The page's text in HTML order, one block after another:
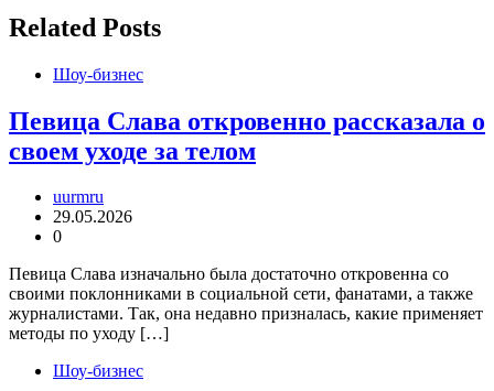
Related Posts
Шоу-бизнес
Певица Слава откровенно рассказала о
своем уходе за телом
uurmru
29.05.2026
0
Певица Слава изначально была достаточно откровенна со
своими поклонниками в социальной сети, фанатами, а также
журналистами. Так, она недавно призналась, какие применяет
методы по уходу […]
Шоу-бизнес